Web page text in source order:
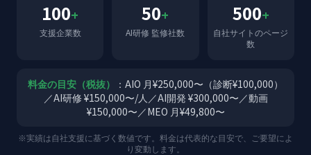
100+
支援企業数
50+
AI研修 監修社数
500+
自社サイトのページ
数
料金の目安（税抜）
：AIO 月¥250,000〜（診断¥100,000）
／AI研修 ¥150,000〜/人／AI開発 ¥300,000〜／動画
¥150,000〜／MEO 月¥49,800〜
※実績は自社支援に基づく数値です。料金は代表的な目安で、ご要望によ
り変動します。